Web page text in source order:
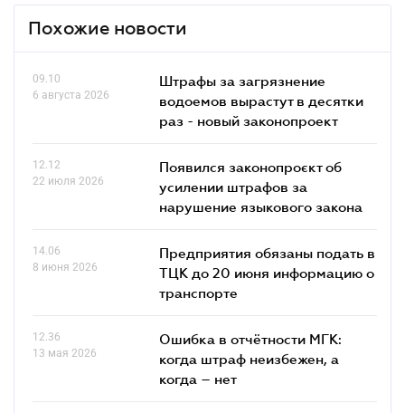
Похожие новости
09.10
6 августа 2026
Штрафы за загрязнение
водоемов вырастут в десятки
раз - новый законопроект
12.12
22 июля 2026
Появился законопроєкт об
усилении штрафов за
нарушение языкового закона
14.06
8 июня 2026
Предприятия обязаны подать в
ТЦК до 20 июня информацию о
транспорте
12.36
13 мая 2026
Ошибка в отчётности МГК:
когда штраф неизбежен, а
когда – нет